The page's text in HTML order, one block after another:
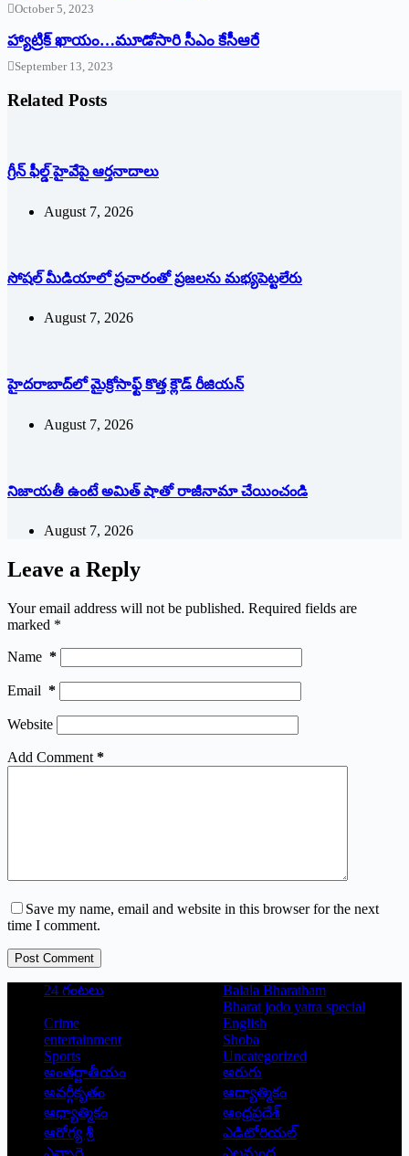
October 5, 2023
హ్యాట్రిక్‌ ‌ఖాయం…మూడోసారి సీఎం కేసీఆరే
September 13, 2023
Related Posts
గ్రీన్ ఫీల్డ్ హైవేపై ఆర్తనాదాలు
August 7, 2026
సోషల్‌ ‌మీడియాలో ప్రచారంతో ప్రజలను మభ్యపెట్టలేరు
August 7, 2026
హైదరాబాద్‌లో మైక్రోసాఫ్ట్ ‌కొత్త క్లౌడ్‌ ‌రీజియన్‌
August 7, 2026
నిజాయతీ ఉంటే అమిత్‌ ‌షాతో రాజీనామా చేయించండి
August 7, 2026
Leave a Reply
Your email address will not be published. Required fields are
marked *
Name *
Email *
Website
Add Comment *
Save my name, email and website in this browser for the next
time I comment.
Post Comment
24 గంటలు
Balala Bharatham
Bharat jodo yatra special
Crime
English
entertainment
Shoba
Sports
Uncategorized
అంతర్జాతీయం
అరుగు
అవర్గీకృతం
ఆద్యాత్మికం
ఆధ్యాత్మికం
ఆంధ్రప్రదేశ్
ఆరోగ్య శ్రీ
ఎడిటోరియల్
ఎన్నారై
ఎలమంద